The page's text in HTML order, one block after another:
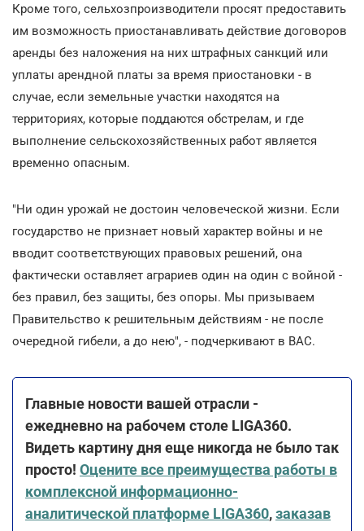
Кроме того, сельхозпроизводители просят предоставить
им возможность приостанавливать действие договоров
аренды без наложения на них штрафных санкций или
уплаты арендной платы за время приостановки - в
случае, если земельные участки находятся на
территориях, которые поддаются обстрелам, и где
выполнение сельскохозяйственных работ является
временно опасным.
"Ни один урожай не достоин человеческой жизни. Если
государство не признает новый характер войны и не
вводит соответствующих правовых решений, она
фактически оставляет аграриев один на один с войной -
без правил, без защиты, без опоры. Мы призываем
Правительство к решительным действиям - не после
очередной гибели, а до нею", - подчеркивают в ВАС.
Главные новости вашей отрасли -
ежедневно на рабочем столе LIGA360.
Видеть картину дня еще никогда не было так
просто! Оцените все преимущества работы в
комплексной информационно-
аналитической платформе LIGA360,заказав